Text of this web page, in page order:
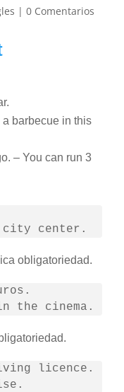
|0 Comentarios
a barbecue in this
– You can run 3
city center.
obligatoriedad.
the cinema.
licence.